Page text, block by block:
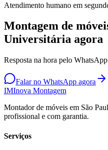
Atendimento humano em
Montagem de
Universitária agora
Resposta na hora pelo
Falar no WhatsApp agora
IMInova Montagem
Montador de móveis em São
profissional e com garantia.
Serviços